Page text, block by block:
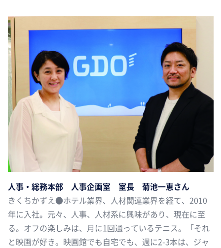
人事・総務本部 人事企画室 室長 菊池一恵さん
きくちかずえ●ホテル業界、人材関連業界を経て、2010
年に入社。元々、人事、人材系に興味があり、現在に至
る。オフの楽しみは、月に1回通っているテニス。「それ
と映画が好き。映画館でも自宅でも、週に2-3本は、ジャ